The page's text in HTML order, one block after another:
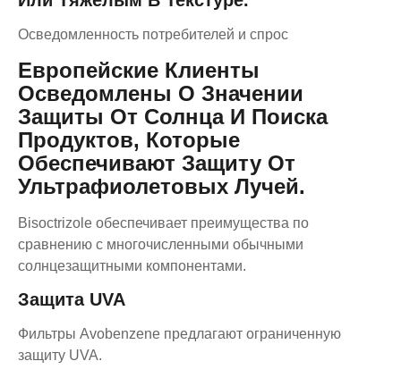
Осведомленность потребителей и спрос
Европейские Клиенты
Осведомлены О Значении
Защиты От Солнца И Поиска
Продуктов, Которые
Обеспечивают Защиту От
Ультрафиолетовых Лучей.
Bisoctrizole обеспечивает преимущества по
сравнению с многочисленными обычными
солнцезащитными компонентами.
Защита UVA
Фильтры Avobenzene предлагают ограниченную
защиту UVA.